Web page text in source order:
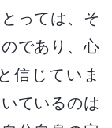
っては、そ
であり、心
信じていま
ているのは